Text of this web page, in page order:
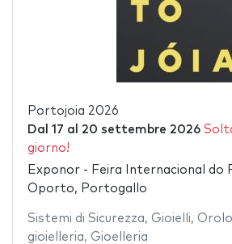
Portojoia 2026
Dal 17 al 20 settembre 2026
giorno!
Exponor - Feira Internacional do
Oporto, Portogallo
Sistemi di Sicurezza, Gioielli,
gioielleria, Gioelleria